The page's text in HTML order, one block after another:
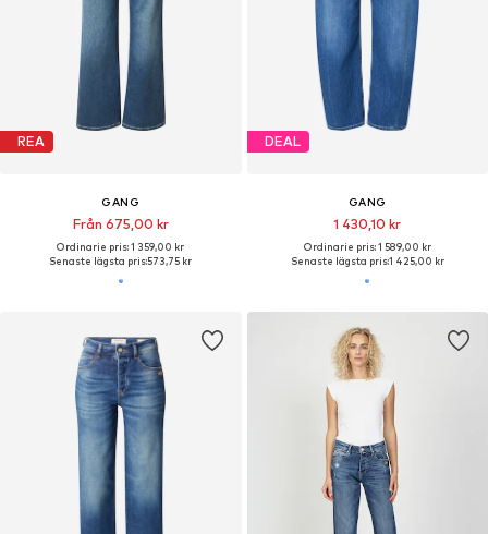
REA
GANG
Från 675,00 kr
Ordinarie pris: 1 359,00 kr
Senaste lägsta pris:573,75 kr
DEAL
GANG
1 430,10 kr
Ordinarie pris: 1 589,00 kr
Senaste lägsta pris:1 425,00 kr